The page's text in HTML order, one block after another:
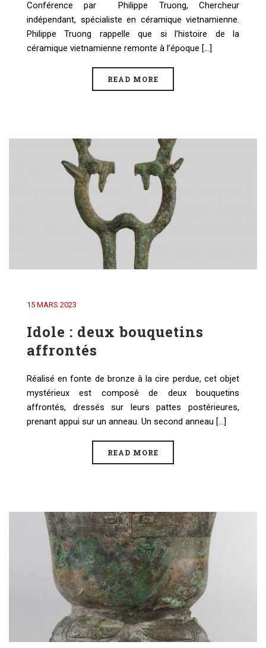
Conférence par Philippe Truong, Chercheur
indépendant, spécialiste en céramique vietnamienne.
Philippe Truong rappelle que si l’histoire de la
céramique vietnamienne remonte à l’époque [...]
READ MORE
15 MARS 2023
Idole : deux bouquetins
affrontés
Réalisé en fonte de bronze à la cire perdue, cet objet
mystérieux est composé de deux bouquetins
affrontés, dressés sur leurs pattes postérieures,
prenant appui sur un anneau. Un second anneau [...]
READ MORE